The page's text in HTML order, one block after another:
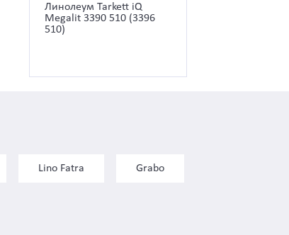
Линолеум Tarkett iQ
Megalit 3390 510 (3396
510)
Lino Fatra Grabo